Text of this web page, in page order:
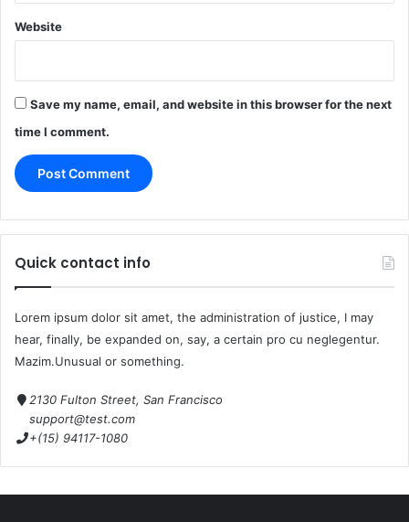
Website
Save my name, email, and website in this browser for the next
time I comment.
Quick contact info
Lorem ipsum dolor sit amet, the administration of justice, I may
hear, finally, be expanded on, say, a certain pro cu neglegentur.
Mazim.Unusual or something.
2130 Fulton Street, San Francisco
support@test.com
+(15) 94117-1080